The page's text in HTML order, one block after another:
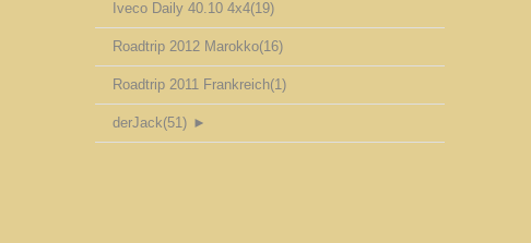
Iveco Daily 40.10 4x4(19)
Roadtrip 2012 Marokko(16)
Roadtrip 2011 Frankreich(1)
derJack(51) ►